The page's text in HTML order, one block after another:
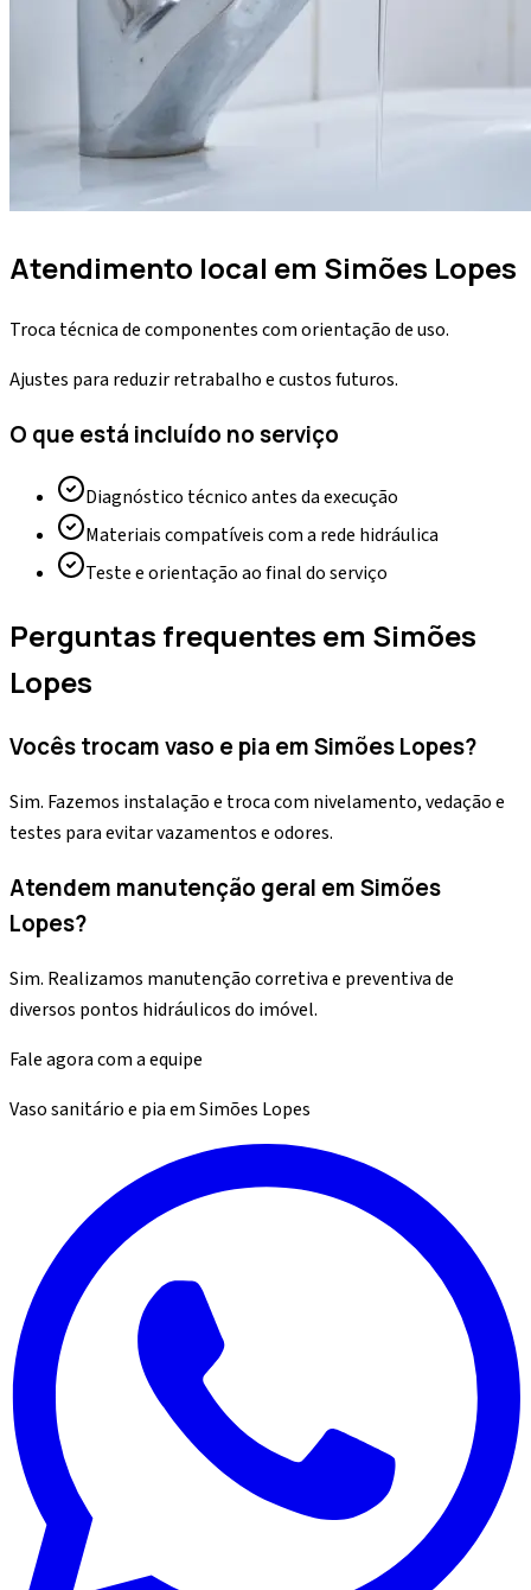
Atendimento local em Simões Lopes
Troca técnica de componentes com orientação de uso.
Ajustes para reduzir retrabalho e custos futuros.
O que está incluído no serviço
Diagnóstico técnico antes da execução
Materiais compatíveis com a rede hidráulica
Teste e orientação ao final do serviço
Perguntas frequentes em Simões
Lopes
Vocês trocam vaso e pia em Simões Lopes?
Sim. Fazemos instalação e troca com nivelamento, vedação e
testes para evitar vazamentos e odores.
Atendem manutenção geral em Simões
Lopes?
Sim. Realizamos manutenção corretiva e preventiva de
diversos pontos hidráulicos do imóvel.
Fale agora com a equipe
Vaso sanitário e piaemSimões Lopes